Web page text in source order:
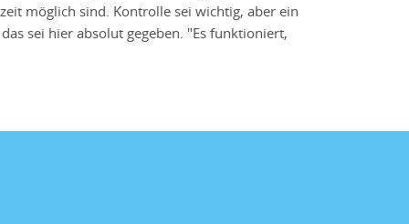
möglich sind. Kontrolle sei wichtig, aber ein
sei hier absolut gegeben. "Es funktioniert,